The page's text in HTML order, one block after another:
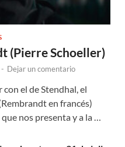
(Pierre Schoeller)
- Dejar un comentario
el de Stendhal, el
en francés)
nos presenta y a la …